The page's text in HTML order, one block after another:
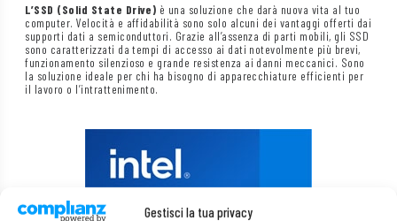
Gestisci la tua privacy
L’SSD (Solid State Drive) è una soluzione che darà nuova vita al tuo
computer. Velocità e affidabilità sono solo alcuni dei vantaggi offerti dai
supporti dati a semiconduttori. Grazie all’assenza di parti mobili, gli SSD
sono caratterizzati da tempi di accesso ai dati notevolmente più brevi,
funzionamento silenzioso e grande resistenza ai danni meccanici. Sono
la soluzione ideale per chi ha bisogno di apparecchiature efficienti per
il lavoro o l’intrattenimento.